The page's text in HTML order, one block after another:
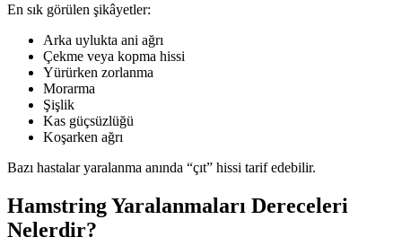
En sık görülen şikâyetler:
Arka uylukta ani ağrı
Çekme veya kopma hissi
Yürürken zorlanma
Morarma
Şişlik
Kas güçsüzlüğü
Koşarken ağrı
Bazı hastalar yaralanma anında “çıt” hissi tarif edebilir.
Hamstring Yaralanmaları Dereceleri
Nelerdir?